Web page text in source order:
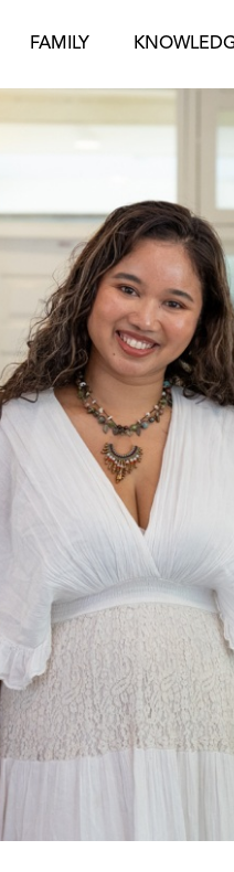
FAMILY